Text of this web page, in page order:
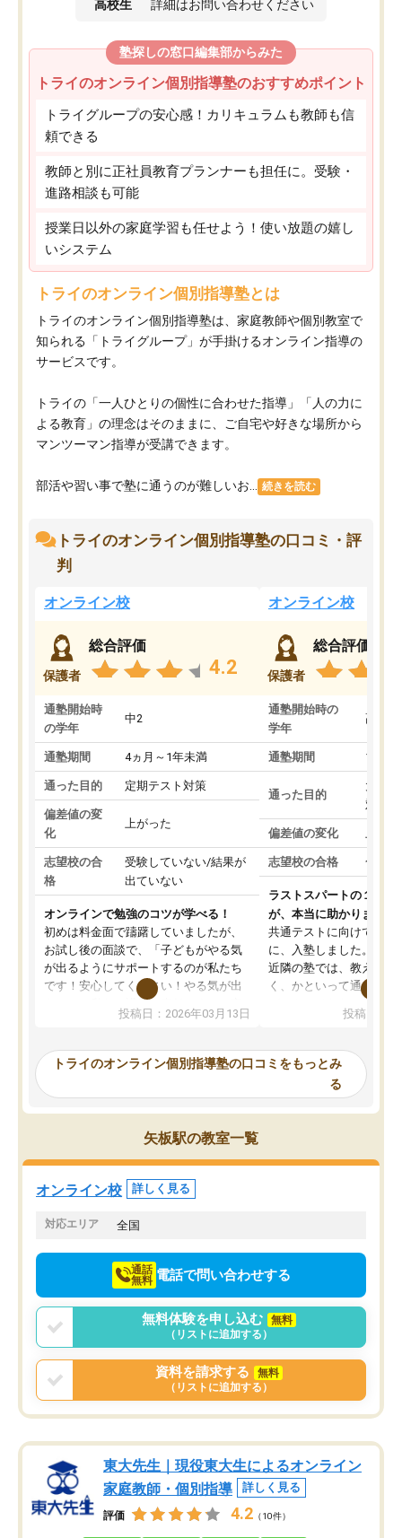
高校生 詳細はお問い合わせください
塾探しの窓口編集部からみた
トライのオンライン個別指導塾のおすすめポイント
トライグループの安心感！カリキュラムも教師も信
頼できる
教師と別に正社員教育プランナーも担任に。受験・
進路相談も可能
授業日以外の家庭学習も任せよう！使い放題の嬉し
いシステム
トライのオンライン個別指導塾とは
トライのオンライン個別指導塾は、家庭教師や個別教室で
知られる「トライグループ」が手掛けるオンライン指導の
サービスです。
トライの「一人ひとりの個性に合わせた指導」「人の力に
よる教育」の理念はそのままに、ご自宅や好きな場所から
マンツーマン指導が受講できます。
部活や習い事で塾に通うのが難しいお... 続きを読む
トライのオンライン個別指導塾の口コミ・評
判
オンライン校
保護者
総合評価
4.2
通塾開始時
の学年
中2
通塾期間 4ヵ月～1年未満
通った目的 定期テスト対策
偏差値の変
化
上がった
志望校の合
格
受験していない/結果が
出ていない
オンラインで勉強のコツが学べる！
初めは料金面で躊躇していましたが、
お試し後の面談で、「子どもがやる気
が出るようにサポートするのが私たち
です！安心してください！やる気が出
ないのは私たち講師の責任です」と言
ってくださり、確かに！と考えて、思
ったんですが、学生の先生から学ぶこ
み、徐々に成績が上がったらいいなと
思っていました。何が今足りないのか
を的確に指導いただき、子どももびっ
くりするほど楽しんでやる気を持って
塾を受けています。狙い通り、少しず
つ成績も上がり、苦手意識も無くなっ
てきたので、さらに苦手な数学も追加
でお願いしました。来年の高校受験に
投稿日：2026年03月13日
オンライン校
保護者
総合評価
通塾開始時の
学年
高3
通塾期間 1～3
通った目的
大学
対策
偏差値の変化 上が
志望校の合格 合格
ラストスパートの１か月
が、本当に助かりました
共通テストに向けての追
に、入塾しました。田舎
近隣の塾では、教えても
く、かといって通うには
可能なので本当に助か
らないところをピンポイ
頂いて、とてもわかり
していました。一生を
スト、多少お金がかかっ
投稿日：
トライのオンライン個別指導塾の口コミをもっとみ
る
矢板駅の教室一覧
オンライン校 詳しく見る
対応エリア 全国
通話
無料 電話で問い合わせする
無料体験を申し込む
無料
（リストに追加する）
資料を請求する
無料
（リストに追加する）
東大先生｜現役東大生によるオンライン
家庭教師・個別指導
詳しく見る
評価 4.2 （10件）